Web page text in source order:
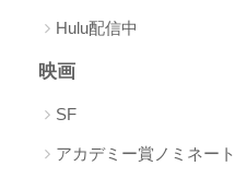
Hulu配信中
映画
SF
アカデミー賞ノミネート